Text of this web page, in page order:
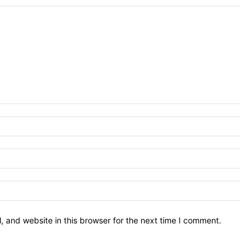
and website in this browser for the next time I comment.